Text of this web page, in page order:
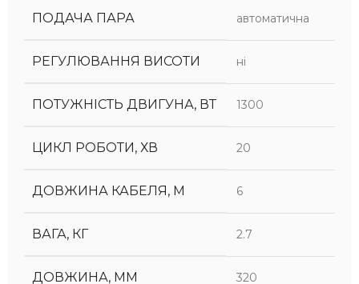
ПОДАЧА ПАРА автоматична
РЕГУЛЮВАННЯ ВИСОТИ ні
ПОТУЖНІСТЬ ДВИГУНА, ВТ 1300
ЦИКЛ РОБОТИ, ХВ 20
ДОВЖИНА КАБЕЛЯ, М 6
ВАГА, КГ 2.7
ДОВЖИНА, ММ 320